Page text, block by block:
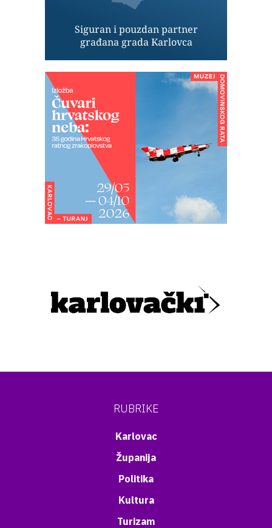
RUBRIKE
Karlovac
Županija
Politika
Kultura
Turizam